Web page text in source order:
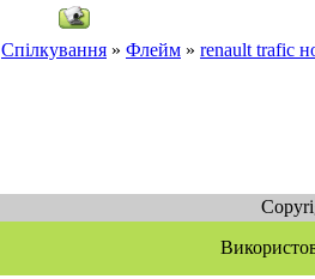
Спілкування » Флейм » renault trafic